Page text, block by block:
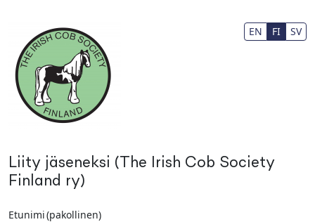
EN FI SV
Liity jäseneksi (The Irish Cob Society
Finland ry)
Fax
Etunimi(pakollinen)